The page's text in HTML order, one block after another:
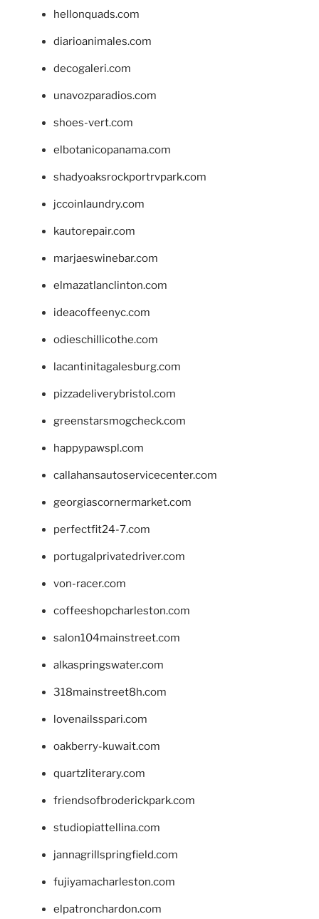
hellonquads.com
diarioanimales.com
decogaleri.com
unavozparadios.com
shoes-vert.com
elbotanicopanama.com
shadyoaksrockportrvpark.com
jccoinlaundry.com
kautorepair.com
marjaeswinebar.com
elmazatlanclinton.com
ideacoffeenyc.com
odieschillicothe.com
lacantinitagalesburg.com
pizzadeliverybristol.com
greenstarsmogcheck.com
happypawspl.com
callahansautoservicecenter.com
georgiascornermarket.com
perfectfit24-7.com
portugalprivatedriver.com
von-racer.com
coffeeshopcharleston.com
salon104mainstreet.com
alkaspringswater.com
318mainstreet8h.com
lovenailsspari.com
oakberry-kuwait.com
quartzliterary.com
friendsofbroderickpark.com
studiopiattellina.com
jannagrillspringfield.com
fujiyamacharleston.com
elpatronchardon.com